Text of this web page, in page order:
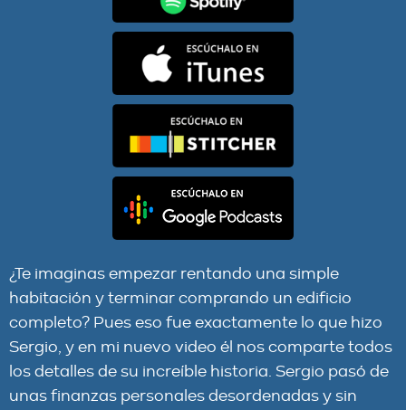
¿Te imaginas empezar rentando una simple
habitación y terminar comprando un edificio
completo? Pues eso fue exactamente lo que hizo
Sergio, y en mi nuevo video él nos comparte todos
los detalles de su increíble historia. Sergio pasó de
unas finanzas personales desordenadas y sin